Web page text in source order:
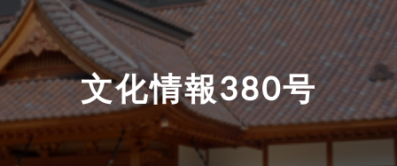
文化情報380号